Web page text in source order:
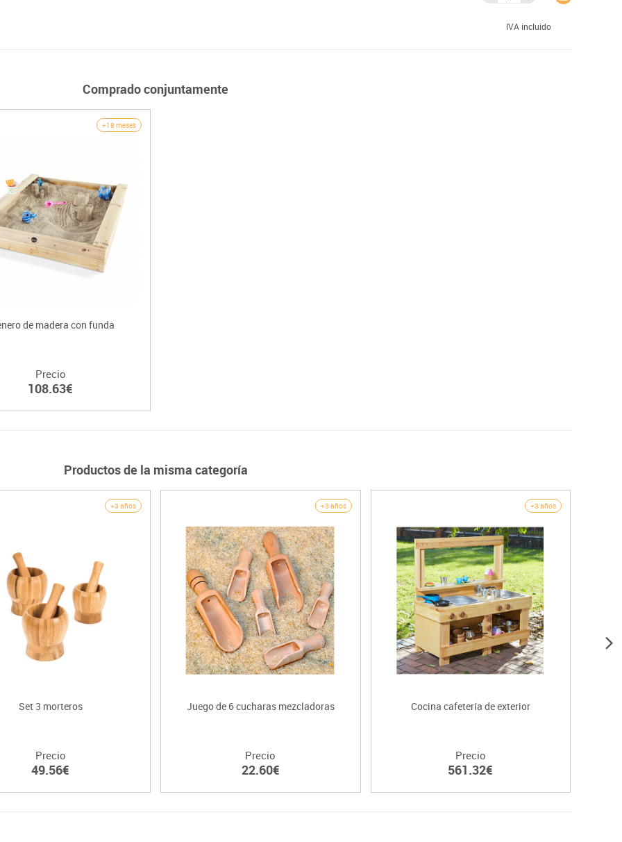
IVA incluido
Comprado conjuntamente
+18 meses
de madera con funda
Precio
108.63€
Productos de la misma categoría
+3 años
Set 3 morteros
Precio
49.56€
+3 años
Juego de 6 cucharas mezcladoras
Precio
22.60€
+3 años
Cocina cafetería de exterior
Precio
561.32€